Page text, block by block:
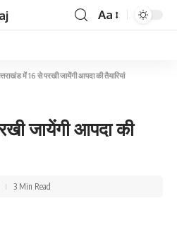
Aa
में 16 से परखी जायेंगी आपदा की तैयारियां
जायेंगी आपदा की
3 Min Read